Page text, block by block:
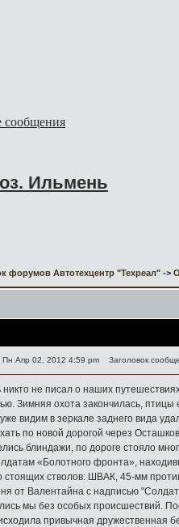
сообщения
Ильмень
форумов Автотехцентр "Техреал" ->
Пн Апр 02, 2012 4:59 pm Заголовок
никто не писал о наших
Зимняя охота закончилась,
видим в зеркале заднего вида
по новой дорогой через
блиндажи, по дороге стояло
«Болотного фронта»,
стоящих стволов: ШВАК, 45-мм
от Валентайна с надписью
мы без особых происшествий.
привычная дружественная